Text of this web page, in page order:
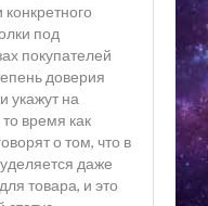
под
покупателей
доверия
укажут на
время как
о том, что в
даже
товара, и это